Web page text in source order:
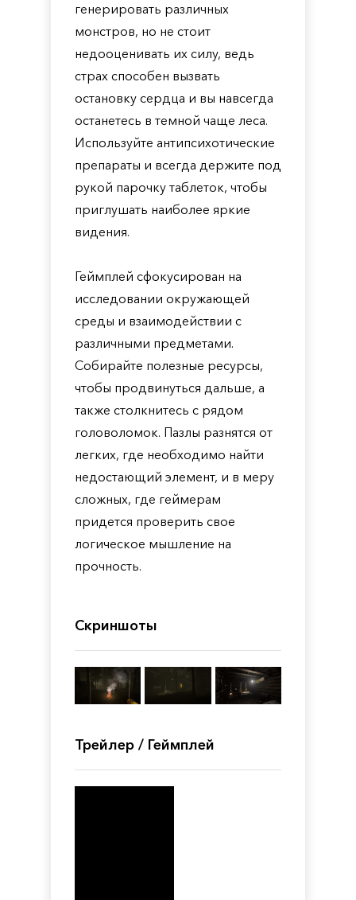
генерировать различных
монстров, но не стоит
недооценивать их силу, ведь
страх способен вызвать
остановку сердца и вы навсегда
останетесь в темной чаще леса.
Используйте антипсихотические
препараты и всегда держите под
рукой парочку таблеток, чтобы
приглушать наиболее яркие
видения.
Геймплей сфокусирован на
исследовании окружающей
среды и взаимодействии с
различными предметами.
Собирайте полезные ресурсы,
чтобы продвинуться дальше, а
также столкнитесь с рядом
головоломок. Пазлы разнятся от
легких, где необходимо найти
недостающий элемент, и в меру
сложных, где геймерам
придется проверить свое
логическое мышление на
прочность.
Скриншоты
Трейлер / Геймплей